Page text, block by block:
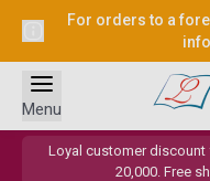
For orders to a
Loyal customer discount
20,000. Free
Menu